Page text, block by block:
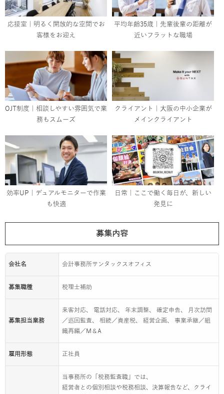
応接室｜明るく開放的な空間でお
客様をお迎え
平均年齢35歳｜先輩後輩の距離が
近いフラットな職場
OJT制度｜相談しやすい雰囲気で業
務もスムーズ
クライアント｜大阪の中小企業が
メインクライアント
効率UP｜デュアルモニターで作業
も快適
日常｜ここで働く毎日が、新しい
発見に
募集内容
会社名 会計事務所サンタックスオフィス
募集職種 税理士補助
募集担当業務
来客対応、 電話対応、 年末調整、 確定申告、 月次訪問
／巡回監査、 相続／資産税、 経営企画、 事業承継／組
織再編／M＆A
雇用形態 正社員
当事務所の「税務監査職」では、
経営者との個別相談や税務相談、決算報告など、クライ